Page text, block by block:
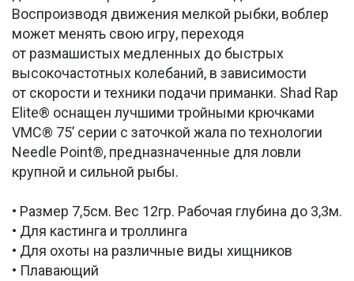
Воспроизводя движения мелкой рыбки, воблер
может менять свою игру, переходя
от размашистых медленных до быстрых
высокочастотных колебаний, в зависимости
от скорости и техники подачи приманки. Shad Rap
Elite® оснащен лучшими тройными крючками
VMC® 75’ серии с заточкой жала по технологии
Needle Point®, предназначенные для ловли
крупной и сильной рыбы.
• Размер 7,5см. Вес 12гр. Рабочая глубина до 3,3м.
• Для кастинга и троллинга
• Для охоты на различные виды хищников
• Плавающий